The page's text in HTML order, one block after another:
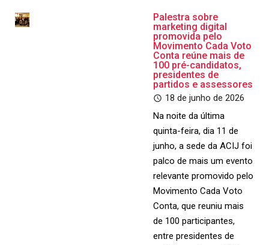
Palestra sobre
marketing digital
promovida pelo
Movimento Cada Voto
Conta reúne mais de
100 pré-candidatos,
presidentes de
partidos e assessores
18 de junho de 2026
Na noite da última
quinta-feira, dia 11 de
junho, a sede da ACIJ foi
palco de mais um evento
relevante promovido pelo
Movimento Cada Voto
Conta, que reuniu mais
de 100 participantes,
entre presidentes de